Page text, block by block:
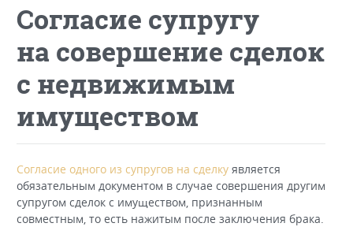
Согласие супругу
на совершение сделок
с недвижимым
имуществом
Согласие одного из супругов на сделку является
обязательным документом в случае совершения другим
супругом сделок с имуществом, признанным
совместным, то есть нажитым после заключения брака.